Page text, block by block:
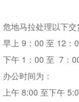
危地马拉处理以下交
早上 9 ： 00 至 12 ：
下午 1 ： 00 至 7 ：
办公时间为：
上午 8:00 至下午